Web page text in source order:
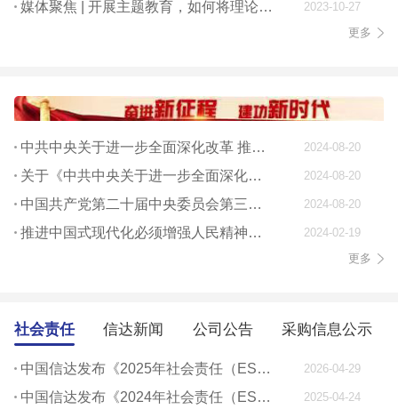
媒体聚焦 | 开展主题教育，如何将理论学习贯穿始终
2023-10-27
更多
中共中央关于进一步全面深化改革 推进中国式现代化的决定 2024-08-20
关于《中共中央关于进一步全面深化改革、 推进中国式现代化的决定》的说明 2024-08-20
中国共产党第二十届中央委员会第三次全体会议公报 2024-08-20
推进中国式现代化必须增强人民精神力量
2024-02-19
更多
社会责任 信达新闻 公司公告 采购信息公示
中国信达发布《2025年社会责任（ESG）报告》 2026-04-29
中国信达发布《2024年社会责任（ESG）报告》 2025-04-24